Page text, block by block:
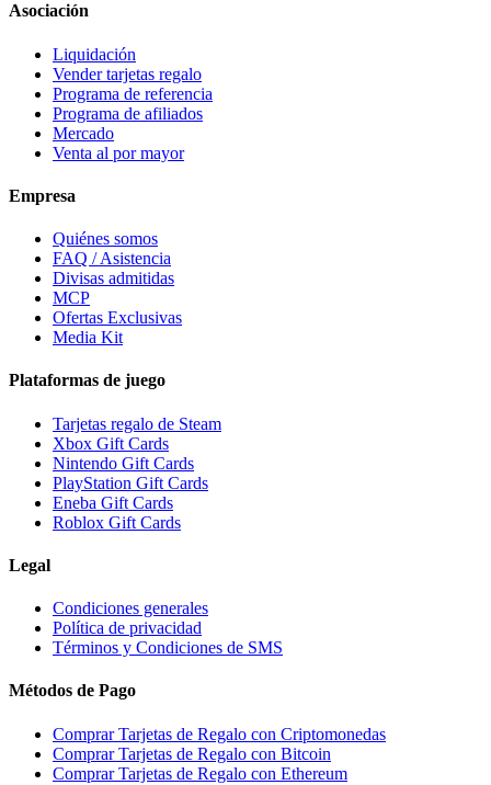
Asociación
Liquidación
Vender tarjetas regalo
Programa de referencia
Programa de afiliados
Mercado
Venta al por mayor
Empresa
Quiénes somos
FAQ / Asistencia
Divisas admitidas
MCP
Ofertas Exclusivas
Media Kit
Plataformas de juego
Tarjetas regalo de Steam
Xbox Gift Cards
Nintendo Gift Cards
PlayStation Gift Cards
Eneba Gift Cards
Roblox Gift Cards
Legal
Condiciones generales
Política de privacidad
Términos y Condiciones de SMS
Métodos de Pago
Comprar Tarjetas de Regalo con Criptomonedas
Comprar Tarjetas de Regalo con Bitcoin
Comprar Tarjetas de Regalo con Ethereum